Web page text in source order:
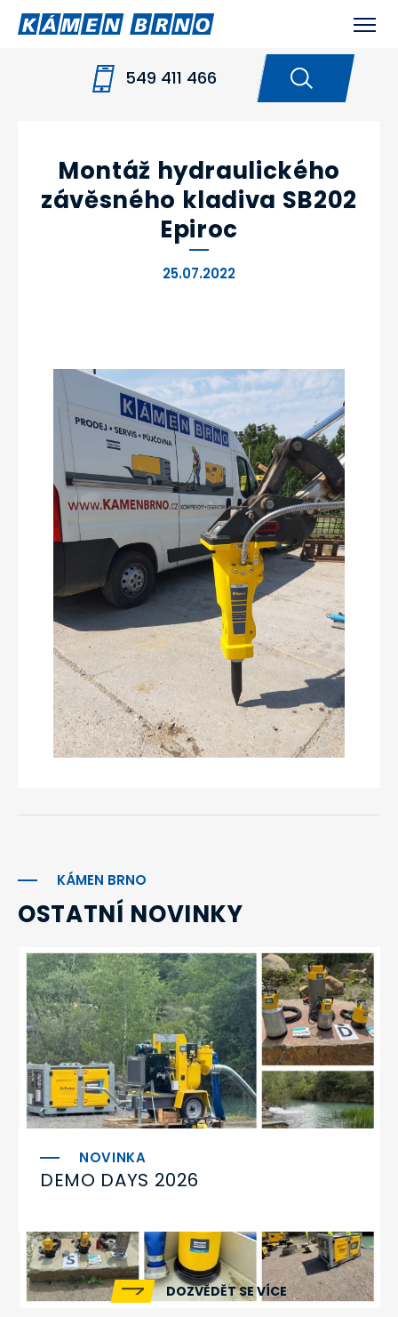
549 411 466
NOVINKY
MONTÁŽ HYDRAULICKÉHO
Montáž hydraulického
závěsného kladiva SB202
Epiroc
25.07.2022
KÁMEN BRNO
OSTATNÍ NOVINKY
DEMO DAYS 2026
DOZVĚDĚT SE VÍCE